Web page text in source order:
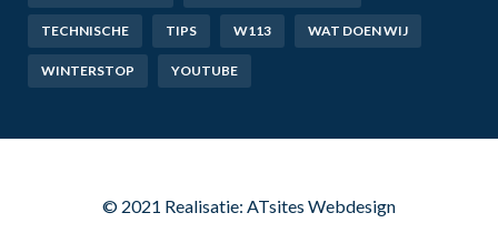
TECHNISCHE TIPS W113 WAT DOEN WIJ
WINTERSTOP YOUTUBE
© 2021 Realisatie: ATsites Webdesign